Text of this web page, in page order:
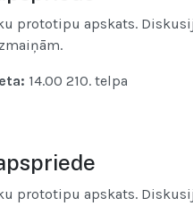
prototipu apskats.
14.00 210. telpa
prototipu apskats.